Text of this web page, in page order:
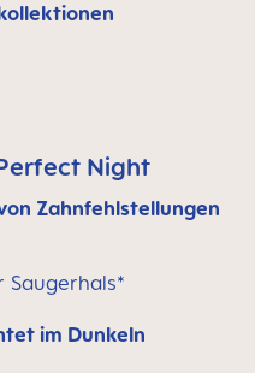
Night
Zahnfehlstellungen
Saugerhals*
im Dunkeln